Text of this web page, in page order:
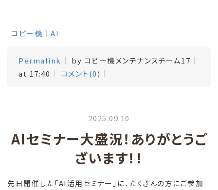
コピー機 AI
Permalink
by コピー機メンテナンスチーム17
at 17:40
コメント(0)
2025.09.10
AIセミナー大盛況！ありがとうご
ざいます！！
先日開催した「AI活用セミナー」に、たくさんの方にご参加